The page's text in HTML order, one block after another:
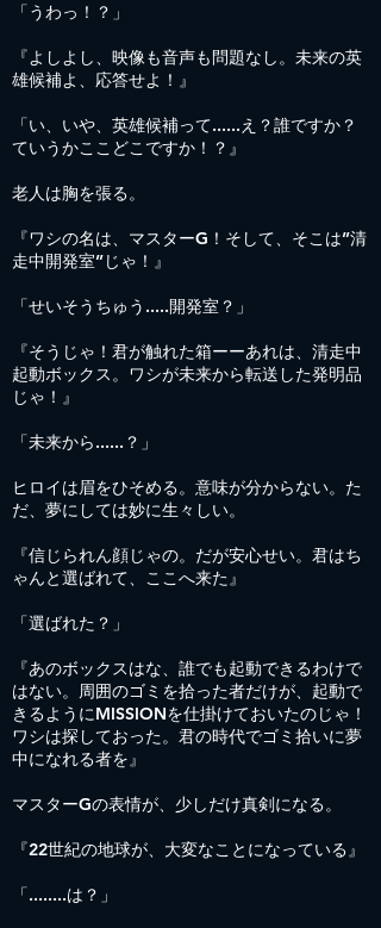
「うわっ！？」
『よしよし、映像も音声も問題なし。未来の英
雄候補よ、応答せよ！』
「い、いや、英雄候補って......え？誰ですか？
ていうかここどこですか！？』
老人は胸を張る。
『ワシの名は、マスターG！そして、そこは”清
走中開発室”じゃ！』
「せいそうちゅう.....開発室？」
『そうじゃ！君が触れた箱ーーあれは、清走中
起動ボックス。ワシが未来から転送した発明品
じゃ！』
「未来から......？」
ヒロイは眉をひそめる。意味が分からない。た
だ、夢にしては妙に生々しい。
『信じられん顔じゃの。だが安心せい。君はち
ゃんと選ばれて、ここへ来た』
「選ばれた？」
『あのボックスはな、誰でも起動できるわけで
はない。周囲のゴミを拾った者だけが、起動で
きるようにMISSIONを仕掛けておいたのじゃ！
ワシは探しておった。君の時代でゴミ拾いに夢
中になれる者を』
マスターGの表情が、少しだけ真剣になる。
『22世紀の地球が、大変なことになっている』
「........は？」